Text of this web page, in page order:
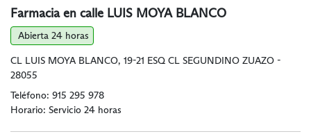
Farmacia en calle LUIS MOYA BLANCO
Abierta 24 horas
CL LUIS MOYA BLANCO, 19-21 ESQ CL SEGUNDINO ZUAZO -
28055
Teléfono: 915 295 978
Horario: Servicio 24 horas